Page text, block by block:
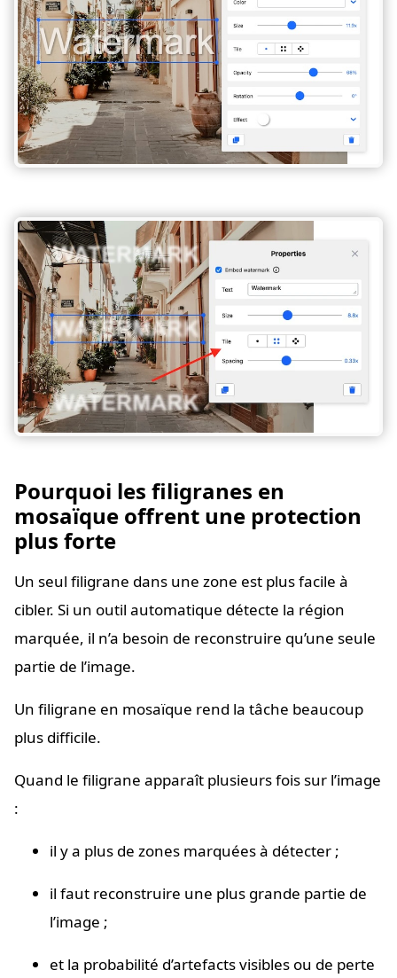
Pourquoi les filigranes en
mosaïque offrent une protection
plus forte
Un seul filigrane dans une zone est plus facile à
cibler. Si un outil automatique détecte la région
marquée, il n’a besoin de reconstruire qu’une seule
partie de l’image.
Un filigrane en mosaïque rend la tâche beaucoup
plus difficile.
Quand le filigrane apparaît plusieurs fois sur l’image
:
il y a plus de zones marquées à détecter ;
il faut reconstruire une plus grande partie de
l’image ;
et la probabilité d’artefacts visibles ou de perte